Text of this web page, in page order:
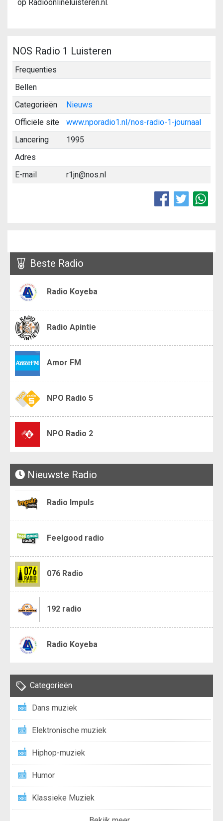
op Radioonlineluisteren.nl.
NOS Radio 1 Luisteren
Frequenties
Bellen
Categorieën
Nieuws
Officiële site
www.nporadio1.nl/nos-radio-1-journaal
Lancering
1995
Adres
E-mail
r1jn@nos.nl
Beste Radio
Radio Koyeba
Radio Apintie
Amor FM
NPO Radio 5
NPO Radio 2
Nieuwste Radio
Radio Impuls
Feelgood radio
076 Radio
192 radio
Radio Koyeba
Categorieën
Dans muziek
Elektronische muziek
Hiphop-muziek
Humor
Klassieke Muziek